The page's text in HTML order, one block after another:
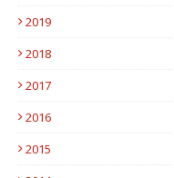
2019
2018
2017
2016
2015